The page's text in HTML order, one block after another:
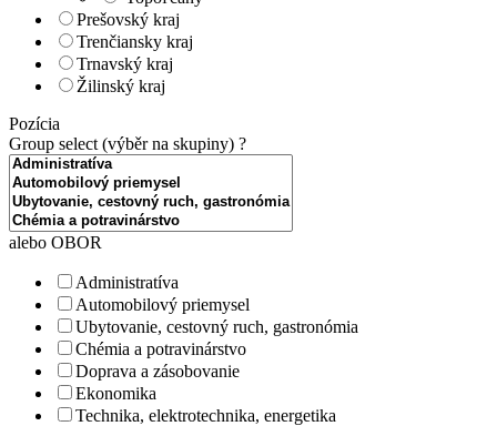
Prešovský kraj
Trenčiansky kraj
Trnavský kraj
Žilinský kraj
Pozícia
Group select (výběr na skupiny) ?
alebo OBOR
Administratíva
Automobilový priemysel
Ubytovanie, cestovný ruch, gastronómia
Chémia a potravinárstvo
Doprava a zásobovanie
Ekonomika
Technika, elektrotechnika, energetika